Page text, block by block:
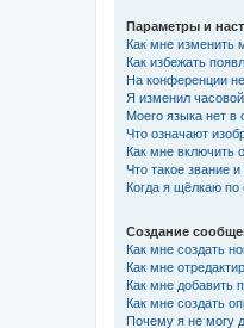
Параметры и
Как мне изменить
Как избежать
На конференции
Я изменил
Моего языка нет в
Что означают
Как мне включить
Что такое звание
Когда я щёлкаю по
Создание
Как мне создать
Как мне
Как мне добавить
Как мне создать
Почему я не могу